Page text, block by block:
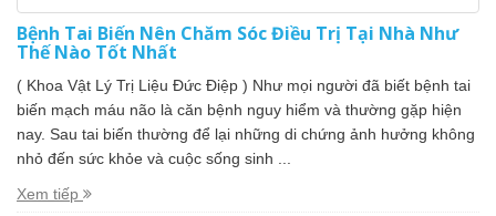
Bệnh Tai Biến Nên Chăm Sóc Điều Trị Tại Nhà Như
Thế Nào Tốt Nhất
( Khoa Vật Lý Trị Liệu Đức Điệp ) Như mọi người đã biết bệnh tai
biến mạch máu não là căn bệnh nguy hiểm và thường gặp hiện
nay. Sau tai biến thường để lại những di chứng ảnh hưởng không
nhỏ đến sức khỏe và cuộc sống sinh ...
Xem tiếp